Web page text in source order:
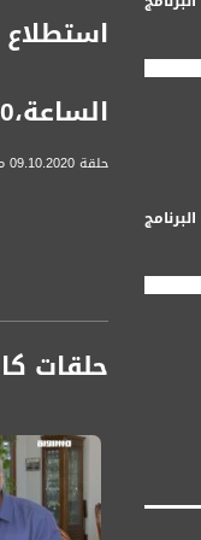
الساعة،09.10.2020
حلقة 09.10.2020 من برنامج #حوار_الساعة - حلقة هذا الأسبوع على قناة مساواة...
الضيوف :
حلقات